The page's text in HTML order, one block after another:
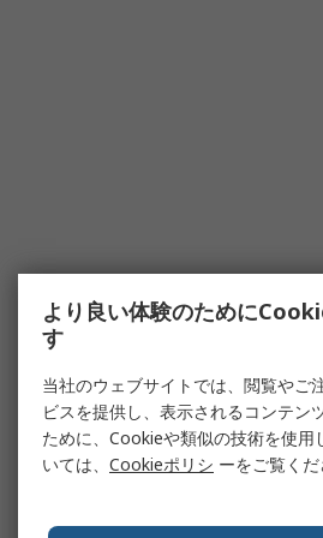
より良い体験のために
す
当社のウェブサイトでは、閲覧やご
ビスを提供し、表示されるコンテン
ために、Cookieや類似の技術を使用
いては、 Cookieポリシ ーをご覧くだ